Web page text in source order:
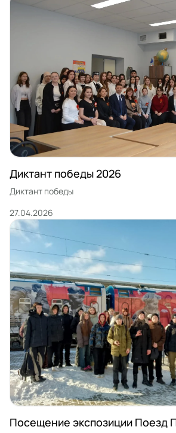
Диктант победы 2026
Диктант победы
27.04.2026
Посещение экспозиции Поезд